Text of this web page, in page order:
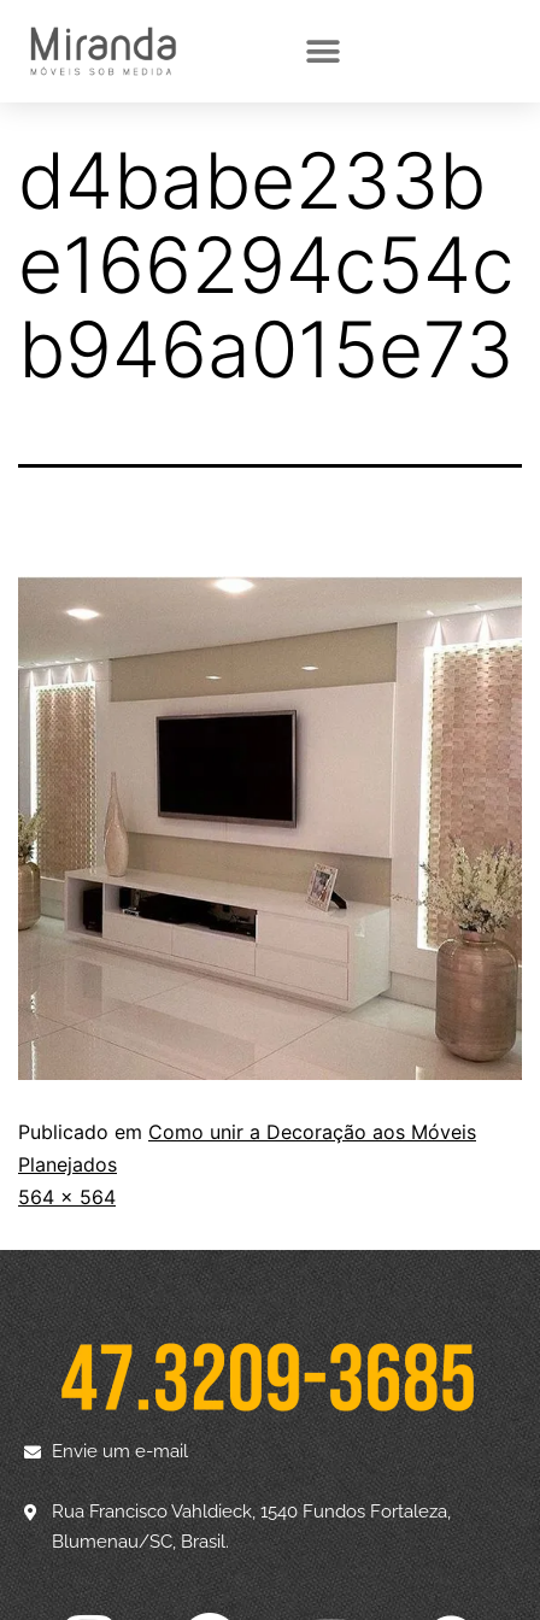
d4babe233b
e166294c54c
b946a015e73
Publicado em Como unir a Decoração aos Móveis
Planejados
564 × 564
Envie um e-mail
Rua Francisco Vahldieck, 1540 Fundos Fortaleza,
Blumenau/SC, Brasil.